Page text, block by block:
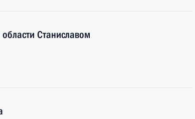
Станиславом